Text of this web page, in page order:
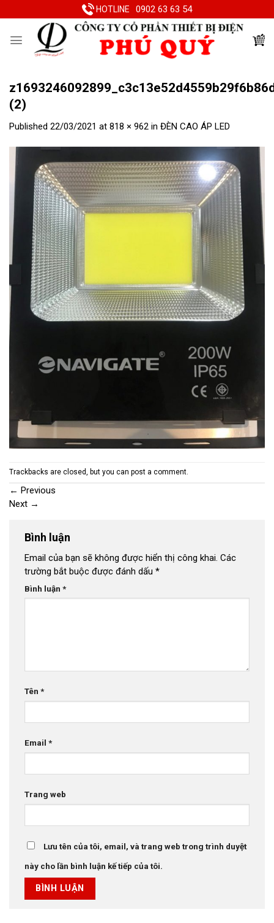
to
HOTLINE 0902 63 63 54
(2)
Published 22/03/2021 at 818 × 962 in ĐÈN CAO ÁP LED
Trackbacks are closed, but you can post a comment.
← Previous
Next →
Bình luận
Email của bạn sẽ không được hiển thị công khai. Các
trường bắt buộc được đánh dấu *
Bình luận *
Tên *
Email *
Trang web
Lưu tên của tôi, email, và trang web trong trình duyệt
này cho lần bình luận kế tiếp của tôi.